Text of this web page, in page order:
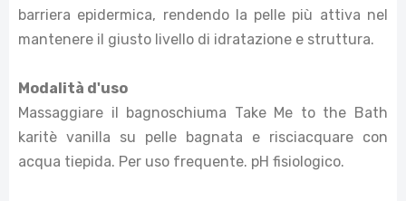
barriera epidermica, rendendo la pelle più attiva nel
mantenere il giusto livello di idratazione e struttura.
Modalità d'uso
Massaggiare il bagnoschiuma Take Me to the Bath
karitè vanilla su pelle bagnata e risciacquare con
acqua tiepida. Per uso frequente. pH fisiologico.